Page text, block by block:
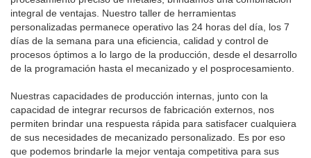
integral de ventajas. Nuestro taller de herramientas
personalizadas permanece operativo las 24 horas del día, los 7
días de la semana para una eficiencia, calidad y control de
procesos óptimos a lo largo de la producción, desde el desarrollo
de la programación hasta el mecanizado y el posprocesamiento.
Nuestras capacidades de producción internas, junto con la
capacidad de integrar recursos de fabricación externos, nos
permiten brindar una respuesta rápida para satisfacer cualquiera
de sus necesidades de mecanizado personalizado. Es por eso
que podemos brindarle la mejor ventaja competitiva para sus